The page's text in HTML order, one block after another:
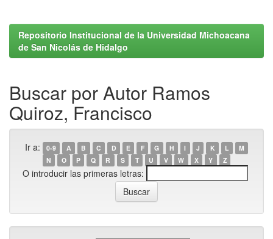
Repositorio Institucional de la Universidad Michoacana
de San Nicolás de Hidalgo
Buscar por Autor Ramos
Quiroz, Francisco
Ir a: 0-9 A B C D E F G H I J K L
M
N
O P Q R S T U V W X Y Z
O introducir las primeras letras: